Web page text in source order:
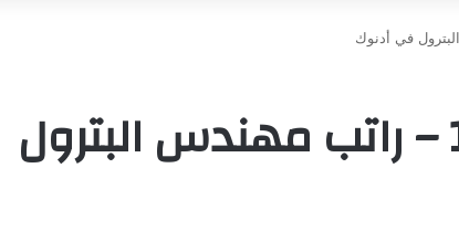
رواتب أدنوك الدرجة 11 – راتب مهندس البترول